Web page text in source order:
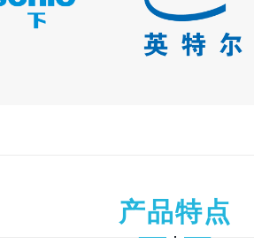
产品特点